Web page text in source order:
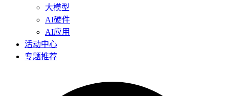
大模型
AI硬件
AI应用
活动中心
专题推荐